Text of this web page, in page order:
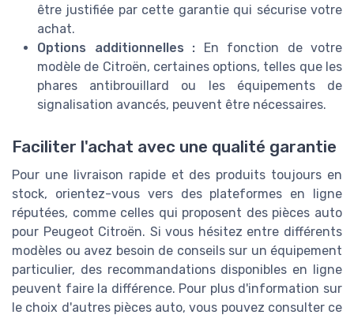
être justifiée par cette garantie qui sécurise votre
achat.
Options additionnelles : En fonction de votre
modèle de Citroën, certaines options, telles que les
phares antibrouillard ou les équipements de
signalisation avancés, peuvent être nécessaires.
Faciliter l'achat avec une qualité garantie
Pour une livraison rapide et des produits toujours en
stock, orientez-vous vers des plateformes en ligne
réputées, comme celles qui proposent des pièces auto
pour Peugeot Citroën. Si vous hésitez entre différents
modèles ou avez besoin de conseils sur un équipement
particulier, des recommandations disponibles en ligne
peuvent faire la différence. Pour plus d'information sur
le choix d'autres pièces auto, vous pouvez consulter ce